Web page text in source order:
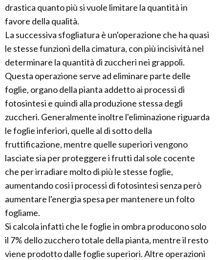
drastica quanto più si vuole limitare la quantità in
favore della qualità.
La successiva sfogliatura è un'operazione che ha quasi
le stesse funzioni della cimatura, con più incisività nel
determinare la quantità di zuccheri nei grappoli.
Questa operazione serve ad eliminare parte delle
foglie, organo della pianta addetto ai processi di
fotosintesi e quindi alla produzione stessa degli
zuccheri. Generalmente inoltre l'eliminazione riguarda
le foglie inferiori, quelle al di sotto della
fruttificazione, mentre quelle superiori vengono
lasciate sia per proteggere i frutti dal sole cocente
che per irradiare molto di più le stesse foglie,
aumentando cosi i processi di fotosintesi senza però
aumentare l'energia spesa per mantenere un folto
fogliame.
Si calcola infatti che le foglie in ombra producono solo
il 7% dello zucchero totale della pianta, mentre il resto
viene prodotto dalle foglie superiori. Altre operazioni